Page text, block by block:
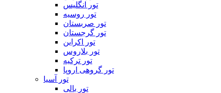
تور انگلیس
تور روسیه
تور صربستان
تور گرجستان
تور اکراین
تور بلاروس
تور ترکیه
تور گروهی اروپا
تور آسیا
تور بالی